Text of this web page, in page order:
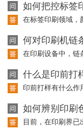
如何把控标签
何对印刷机链
什么是印前打
如何辨别印刷